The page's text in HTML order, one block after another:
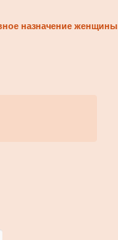
назначение женщины